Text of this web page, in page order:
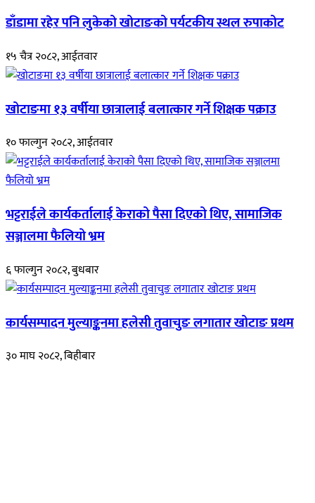
डाँडामा रहेर पनि लुकेको खोटाङको पर्यटकीय स्थल रुपाकोट
१५ चैत्र २०८२, आईतवार
खोटाङमा १३ वर्षीया छात्रालाई बलात्कार गर्ने शिक्षक पक्राउ
१० फाल्गुन २०८२, आईतवार
भट्टराईले कार्यकर्तालाई केराको पैसा दिएको थिए, सामाजिक
सञ्जालमा फैलियो भ्रम
६ फाल्गुन २०८२, बुधबार
कार्यसम्पादन मुल्याङ्कनमा हलेसी तुवाचुङ लगातार खोटाङ प्रथम
३० माघ २०८२, बिहीबार